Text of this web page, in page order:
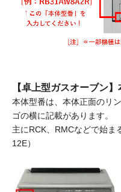
【卓上型ガスオーブン
本体型番は、本体正面のリ
ゴの横に記載があります。
主にRCK、RMCなどで始ま
12E）